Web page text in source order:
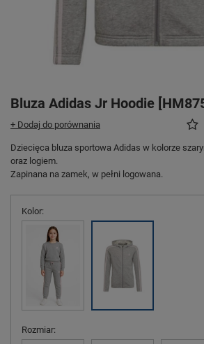
Bluza Adidas Jr Hoodie
+ Dodaj do porównania
Dziecięca bluza sportowa Adidas w kolorze
oraz logiem.
Zapinana na zamek, w pełni logowana.
Kolor
Rozmiar